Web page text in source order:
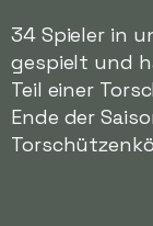
34 Spieler in
gespielt und
Teil einer
Ende der